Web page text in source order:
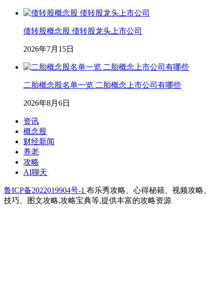
债转股概念股 债转股龙头上市公司
2026年7月15日
二胎概念股名单一览 二胎概念上市公司有哪些
2026年8月6日
资讯
概念股
财经新闻
养老
攻略
AI聊天
鲁ICP备2022019904号-1 布乐秀攻略、心得秘籍、视频攻略、
技巧、图文攻略,攻略宝典等,提供丰富的攻略资源